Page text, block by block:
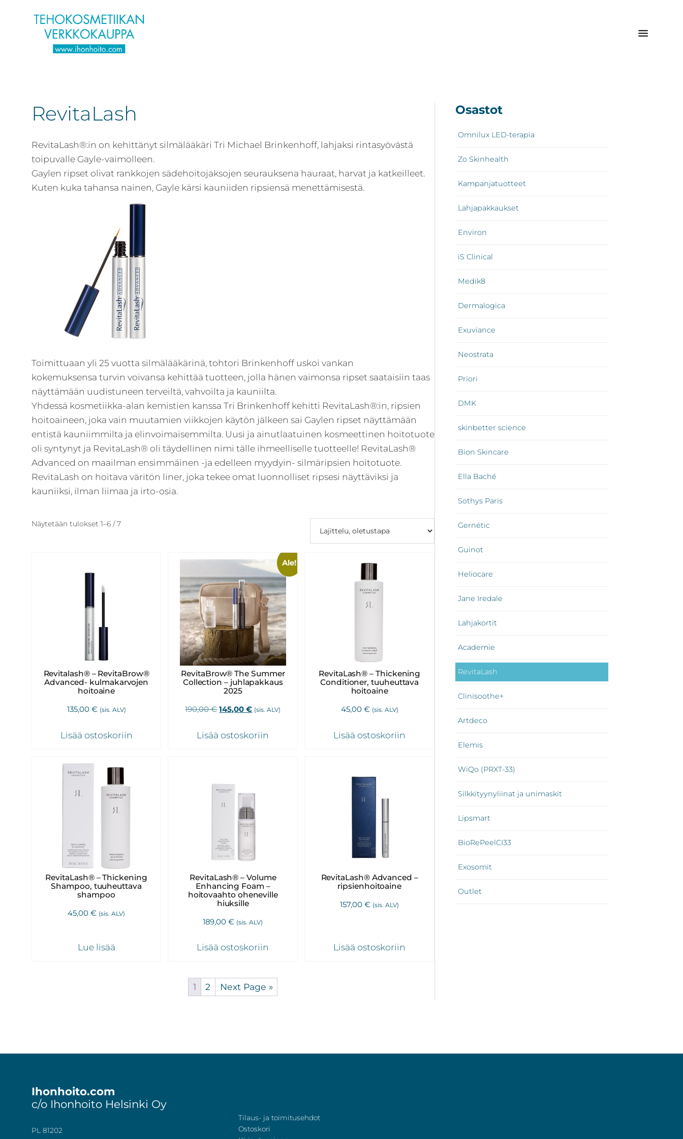
pääsisältöön
ensisijaiseen
sivupalkkiin
alatunnisteeseen
Kosmetiikan
-
Tilaa
jo
tuotteet:
Environ,
Medik8,
iS
Clinical,
RevitaLash
RevitaLash®:in on kehittänyt silmälääkäri Tri Michael Brinkenhoff, lahjaksi rintasyövästä
toipuvalle Gayle-vaimolleen.
Gaylen ripset olivat rankkojen sädehoitojaksojen seurauksena hauraat, harvat ja katkeilleet.
Kuten kuka tahansa nainen, Gayle kärsi kauniiden ripsiensä menettämisestä.
Toimittuaan yli 25 vuotta silmälääkärinä, tohtori Brinkenhoff uskoi vankan
kokemuksensa turvin voivansa kehittää tuotteen, jolla hänen vaimonsa ripset saataisiin taas
näyttämään uudistuneen terveiltä, vahvoilta ja kauniilta.
Yhdessä kosmetiikka-alan kemistien kanssa Tri Brinkenhoff kehitti RevitaLash®:in, ripsien
hoitoaineen, joka vain muutamien viikkojen käytön jälkeen sai Gaylen ripset näyttämään
entistä kauniimmilta ja elinvoimaisemmilta. Uusi ja ainutlaatuinen kosmeettinen hoitotuote
oli syntynyt ja RevitaLash® oli täydellinen nimi tälle ihmeelliselle tuotteelle! RevitaLash®
Advanced on maailman ensimmäinen -ja edelleen myydyin- silmäripsien hoitotuote.
RevitaLash on hoitava väritön liner, joka tekee omat luonnolliset ripsesi näyttäviksi ja
kauniiksi, ilman liimaa ja irto-osia.
Näytetään tulokset 1–6 / 7
Revitalash® – RevitaBrow®
Advanced- kulmakarvojen
hoitoaine
135,00 € (sis. ALV)
Lisää ostoskoriin
Ale!
RevitaBrow® The Summer
Collection – juhlapakkaus
2025
190,00€ Alkuperäinen
oli:
145,00€Nykyinen
on:
(sis. ALV)
Lisää ostoskoriin
RevitaLash® – Thickening
Conditioner, tuuheuttava
hoitoaine
45,00 € (sis. ALV)
Lisää ostoskoriin
RevitaLash® – Thickening
Shampoo, tuuheuttava
shampoo
45,00€ (sis. ALV)
Lue lisää
RevitaLash® – Volume
Enhancing Foam –
hoitovaahto oheneville
hiuksille
189,00€ (sis. ALV)
Lisää ostoskoriin
RevitaLash® Advanced –
ripsienhoitoaine
157,00€ (sis. ALV)
Lisää ostoskoriin
1 2 Next Page »
Ensisijainen
sivupalkki
Osastot
Omnilux LED-terapia
Zo Skinhealth
Kampanjatuotteet
Lahjapakkaukset
Environ
iS Clinical
Medik8
Dermalogica
Exuviance
Neostrata
Priori
DMK
skinbetter science
Bion Skincare
Ella Baché
Sothys Paris
Gernétic
Guinot
Heliocare
Jane Iredale
Lahjakortit
Academie
RevitaLash
Clinisoothe+
Artdeco
Elemis
WiQo (PRXT-33)
Silkkityynyliinat ja unimaskit
Lipsmart
BioRePeelCI33
Exosomit
Outlet
Ihonhoito.com
c/o Ihonhoito Helsinki Oy
PL 81202
Tilaus- ja toimitusehdot
Ostoskori